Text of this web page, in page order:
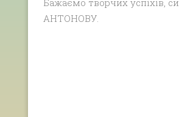
Бажаємо творчих успіхів,
АНТОНОВУ.